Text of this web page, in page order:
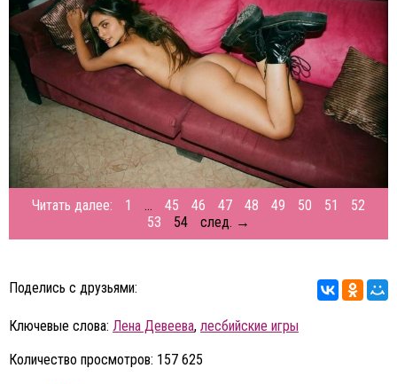
Читать далее: 1 ... 45 46 47 48 49 50 51
52
53
54 след. →
Поделись с друзьями:
Ключевые слова: Лена Девеева, лесбийские игры
Количество просмотров: 157 625